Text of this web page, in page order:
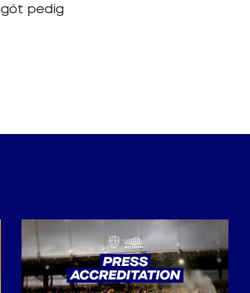
pedig